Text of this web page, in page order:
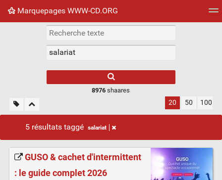
Marquepages WWW-CD.ORG
Nuage de tags Mur d'images
8976 shaares
20 50 100
5 résultats taggé salariat
GUSO & cachet d'intermittent
: le guide complet 2026